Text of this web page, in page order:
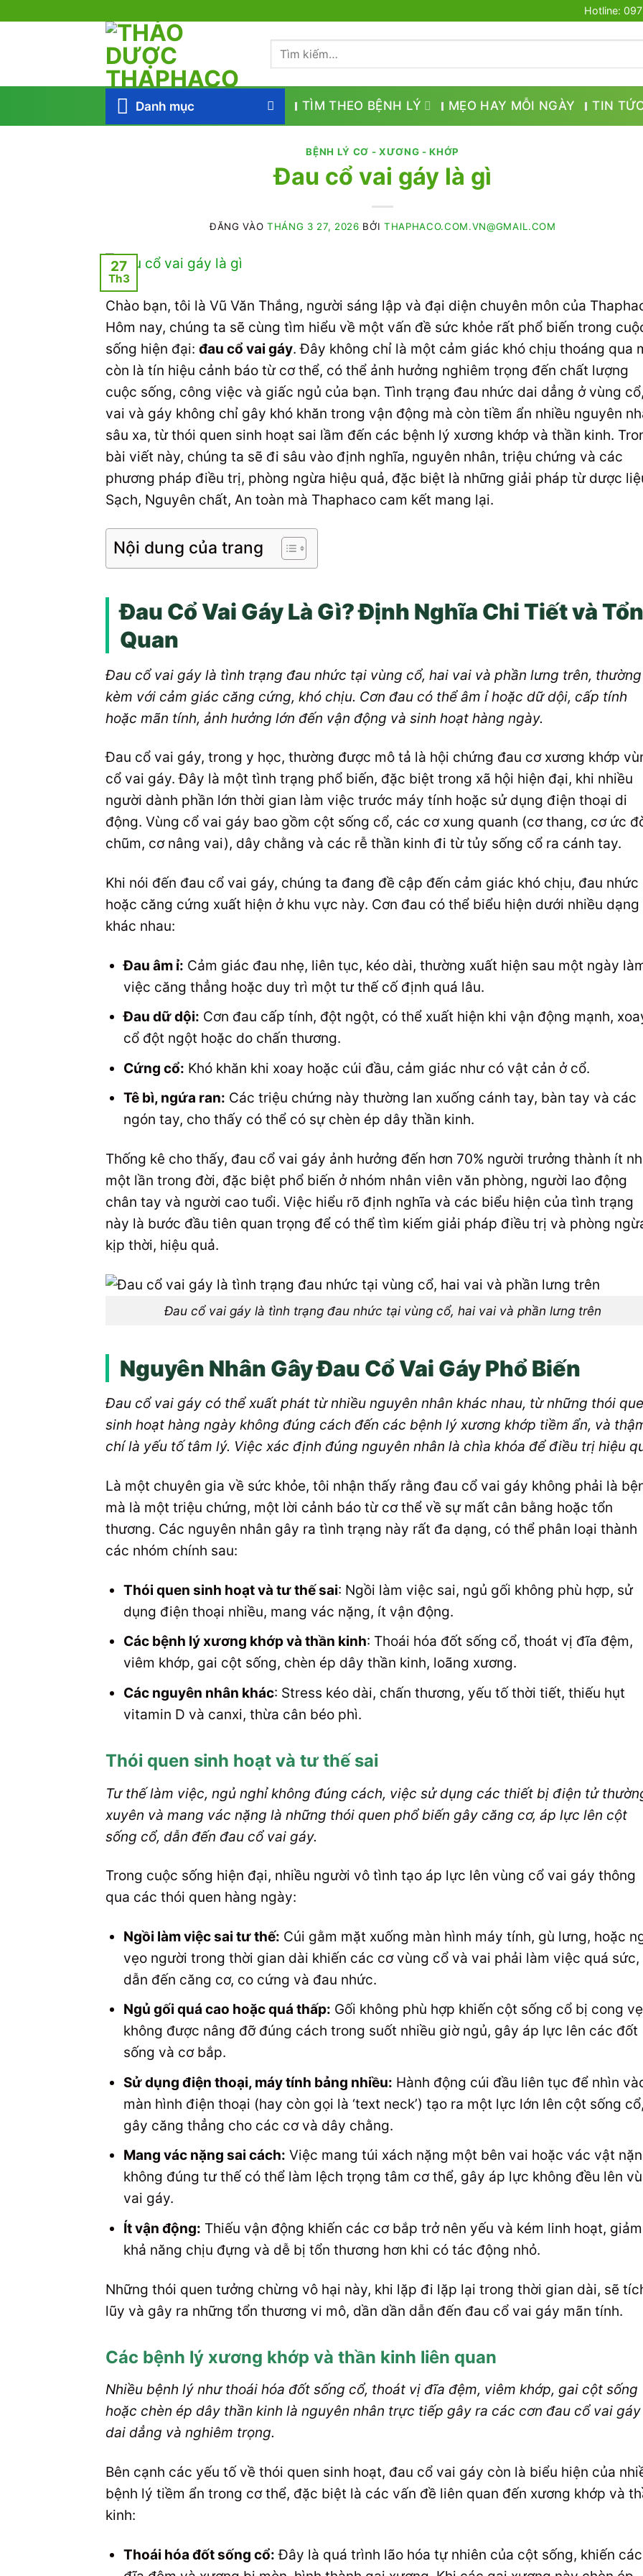
Hotline:
Tìm
Danh mục TÌM THEO BỆNH LÝ MẸO HAY MỖI NGÀY TIN
BỆNH LÝ CƠ - XƯƠNG - KHỚP
Đau cổ vai gáy là gì
ĐĂNG VÀO THÁNG 3 27, 2026 BỞI THAPHACO.COM.VN@GMAIL.COM
27
Th3
Chào bạn, tôi là Vũ Văn Thắng, người sáng lập và đại diện chuyên môn của
Hôm nay, chúng ta sẽ cùng tìm hiểu về một vấn đề sức khỏe rất phổ biến trong
sống hiện đại: đau cổ vai gáy. Đây không chỉ là một cảm giác khó chịu thoáng qua
còn là tín hiệu cảnh báo từ cơ thể, có thể ảnh hưởng nghiêm trọng đến chất lượng
cuộc sống, công việc và giấc ngủ của bạn. Tình trạng đau nhức dai dẳng ở vùng
vai và gáy không chỉ gây khó khăn trong vận động mà còn tiềm ẩn nhiều nguyên
sâu xa, từ thói quen sinh hoạt sai lầm đến các bệnh lý xương khớp và thần kinh.
bài viết này, chúng ta sẽ đi sâu vào định nghĩa, nguyên nhân, triệu chứng và các
phương pháp điều trị, phòng ngừa hiệu quả, đặc biệt là những giải pháp từ dược
Sạch, Nguyên chất, An toàn mà Thaphaco cam kết mang lại.
Nội dung của trang
Đau Cổ Vai Gáy Là Gì? Định Nghĩa Chi Tiết và
Quan
Đau cổ vai gáy là tình trạng đau nhức tại vùng cổ, hai vai và phần lưng trên,
kèm với cảm giác căng cứng, khó chịu. Cơn đau có thể âm ỉ hoặc dữ dội, cấp tính
hoặc mãn tính, ảnh hưởng lớn đến vận động và sinh hoạt hàng ngày.
Đau cổ vai gáy, trong y học, thường được mô tả là hội chứng đau cơ xương khớp
cổ vai gáy. Đây là một tình trạng phổ biến, đặc biệt trong xã hội hiện đại, khi nhiều
người dành phần lớn thời gian làm việc trước máy tính hoặc sử dụng điện thoại di
động. Vùng cổ vai gáy bao gồm cột sống cổ, các cơ xung quanh (cơ thang, cơ ức
chũm, cơ nâng vai), dây chằng và các rễ thần kinh đi từ tủy sống cổ ra cánh tay.
Khi nói đến đau cổ vai gáy, chúng ta đang đề cập đến cảm giác khó chịu, đau nhức
hoặc căng cứng xuất hiện ở khu vực này. Cơn đau có thể biểu hiện dưới nhiều dạng
khác nhau:
Đau âm ỉ: Cảm giác đau nhẹ, liên tục, kéo dài, thường xuất hiện sau một ngày
việc căng thẳng hoặc duy trì một tư thế cố định quá lâu.
Đau dữ dội: Cơn đau cấp tính, đột ngột, có thể xuất hiện khi vận động mạnh,
cổ đột ngột hoặc do chấn thương.
Cứng cổ: Khó khăn khi xoay hoặc cúi đầu, cảm giác như có vật cản ở cổ.
Tê bì, ngứa ran: Các triệu chứng này thường lan xuống cánh tay, bàn tay và các
ngón tay, cho thấy có thể có sự chèn ép dây thần kinh.
Thống kê cho thấy, đau cổ vai gáy ảnh hưởng đến hơn 70% người trưởng thành ít
một lần trong đời, đặc biệt phổ biến ở nhóm nhân viên văn phòng, người lao động
chân tay và người cao tuổi. Việc hiểu rõ định nghĩa và các biểu hiện của tình trạng
này là bước đầu tiên quan trọng để có thể tìm kiếm giải pháp điều trị và phòng
kịp thời, hiệu quả.
Đau cổ vai gáy là tình trạng đau nhức tại vùng cổ, hai vai và phần lưng trên
Nguyên Nhân Gây Đau Cổ Vai Gáy Phổ Biến
Đau cổ vai gáy có thể xuất phát từ nhiều nguyên nhân khác nhau, từ những thói
sinh hoạt hàng ngày không đúng cách đến các bệnh lý xương khớp tiềm ẩn, và
chí là yếu tố tâm lý. Việc xác định đúng nguyên nhân là chìa khóa để điều trị hiệu
Là một chuyên gia về sức khỏe, tôi nhận thấy rằng đau cổ vai gáy không phải là
mà là một triệu chứng, một lời cảnh báo từ cơ thể về sự mất cân bằng hoặc tổn
thương. Các nguyên nhân gây ra tình trạng này rất đa dạng, có thể phân loại thành
các nhóm chính sau:
Thói quen sinh hoạt và tư thế sai: Ngồi làm việc sai, ngủ gối không phù hợp, sử
dụng điện thoại nhiều, mang vác nặng, ít vận động.
Các bệnh lý xương khớp và thần kinh: Thoái hóa đốt sống cổ, thoát vị đĩa đệm,
viêm khớp, gai cột sống, chèn ép dây thần kinh, loãng xương.
Các nguyên nhân khác: Stress kéo dài, chấn thương, yếu tố thời tiết, thiếu hụt
vitamin D và canxi, thừa cân béo phì.
Thói quen sinh hoạt và tư thế sai
Tư thế làm việc, ngủ nghỉ không đúng cách, việc sử dụng các thiết bị điện tử
xuyên và mang vác nặng là những thói quen phổ biến gây căng cơ, áp lực lên cột
sống cổ, dẫn đến đau cổ vai gáy.
Trong cuộc sống hiện đại, nhiều người vô tình tạo áp lực lên vùng cổ vai gáy thông
qua các thói quen hàng ngày:
Ngồi làm việc sai tư thế: Cúi gằm mặt xuống màn hình máy tính, gù lưng, hoặc
vẹo người trong thời gian dài khiến các cơ vùng cổ và vai phải làm việc quá sức,
dẫn đến căng cơ, co cứng và đau nhức.
Ngủ gối quá cao hoặc quá thấp: Gối không phù hợp khiến cột sống cổ bị cong
không được nâng đỡ đúng cách trong suốt nhiều giờ ngủ, gây áp lực lên các đốt
sống và cơ bắp.
Sử dụng điện thoại, máy tính bảng nhiều: Hành động cúi đầu liên tục để nhìn
màn hình điện thoại (hay còn gọi là ‘text neck’) tạo ra một lực lớn lên cột sống
gây căng thẳng cho các cơ và dây chằng.
Mang vác nặng sai cách: Việc mang túi xách nặng một bên vai hoặc vác vật
không đúng tư thế có thể làm lệch trọng tâm cơ thể, gây áp lực không đều lên
vai gáy.
Ít vận động: Thiếu vận động khiến các cơ bắp trở nên yếu và kém linh hoạt, giảm
khả năng chịu đựng và dễ bị tổn thương hơn khi có tác động nhỏ.
Những thói quen tưởng chừng vô hại này, khi lặp đi lặp lại trong thời gian dài, sẽ
lũy và gây ra những tổn thương vi mô, dần dần dẫn đến đau cổ vai gáy mãn tính.
Các bệnh lý xương khớp và thần kinh liên quan
Nhiều bệnh lý như thoái hóa đốt sống cổ, thoát vị đĩa đệm, viêm khớp, gai cột sống
hoặc chèn ép dây thần kinh là nguyên nhân trực tiếp gây ra các cơn đau cổ vai gáy
dai dẳng và nghiêm trọng.
Bên cạnh các yếu tố về thói quen sinh hoạt, đau cổ vai gáy còn là biểu hiện của
bệnh lý tiềm ẩn trong cơ thể, đặc biệt là các vấn đề liên quan đến xương khớp và
kinh:
Thoái hóa đốt sống cổ: Đây là quá trình lão hóa tự nhiên của cột sống, khiến các